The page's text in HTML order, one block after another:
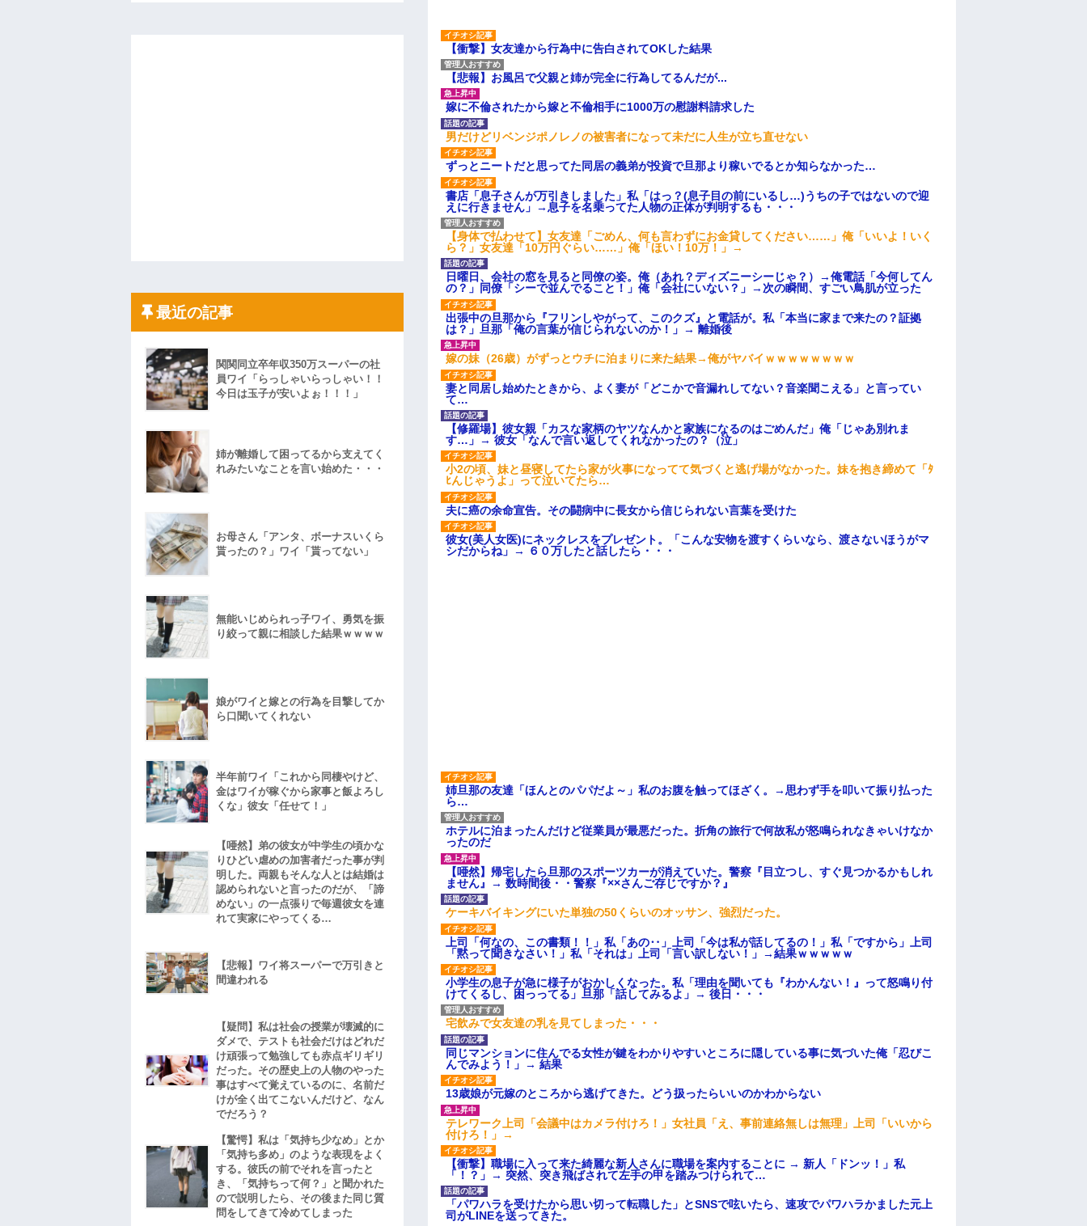
【衝撃】女友達から行為中に告白されてOKした結果
【悲報】お風呂で父親と姉が完全に行為してるんだが...
嫁に不倫されたから嫁と不倫相手に1000万の慰謝料請求した
男だけどリベンジポノレノの被害者になって未だに人生が立ち直せない
ずっとニートだと思ってた同居の義弟が投資で旦那より稼いでるとか知らなかった…
書店「息子さんが万引きしました」私「はっ？(息子目の前にいるし…)うちの子ではないので迎
えに行きません」→息子を名乗ってた人物の正体が判明するも・・・
【身体で払わせて】女友達「ごめん、何も言わずにお金貸してください……」俺「いいよ！いく
ら？」女友達「10万円ぐらい……」俺「ほい！10万！」→
日曜日、会社の窓を見ると同僚の姿。俺（あれ？ディズニーシーじゃ？）→俺電話「今何してん
の？」同僚「シーで並んでること！」俺「会社にいない？」→次の瞬間、すごい鳥肌が立った
出張中の旦那から『フリンしやがって、このクズ』と電話が。私「本当に家まで来たの？証拠
は？」旦那「俺の言葉が信じられないのか！」→ 離婚後
嫁の妹（26歳）がずっとウチに泊まりに来た結果→俺がヤバイｗｗｗｗｗｗｗｗ
妻と同居し始めたときから、よく妻が「どこかで音漏れしてない？音楽聞こえる」と言ってい
て…
【修羅場】彼女親「カスな家柄のヤツなんかと家族になるのはごめんだ」俺「じゃあ別れま
す…」→ 彼女「なんで言い返してくれなかったの？（泣」
小2の頃、妹と昼寝してたら家が火事になってて気づくと逃げ場がなかった。妹を抱き締めて「ﾀ
ﾋんじゃうよ」って泣いてたら…
夫に癌の余命宣告。その闘病中に長女から信じられない言葉を受けた
彼女(美人女医)にネックレスをプレゼント。「こんな安物を渡すくらいなら、渡さないほうがマ
シだからね」→ ６０万したと話したら・・・
姉旦那の友達「ほんとのパパだよ～」私のお腹を触ってほざく。→思わず手を叩いて振り払った
ら…
ホテルに泊まったんだけど従業員が最悪だった。折角の旅行で何故私が怒鳴られなきゃいけなか
ったのだ
【唖然】帰宅したら旦那のスポーツカーが消えていた。警察『目立つし、すぐ見つかるかもしれ
ません』→ 数時間後・・警察『××さんご存じですか？』
ケーキバイキングにいた単独の50くらいのオッサン、強烈だった。
上司「何なの、この書類！！」私「あの‥」上司「今は私が話してるの！」私「ですから」上司
「黙って聞きなさい！」私「それは」上司「言い訳しない！」→結果ｗｗｗｗｗ
小学生の息子が急に様子がおかしくなった。私「理由を聞いても『わかんない！』って怒鳴り付
けてくるし、困っってる」旦那「話してみるよ」→ 後日・・・
宅飲みで女友達の乳を見てしまった・・・
同じマンションに住んでる女性が鍵をわかりやすいところに隠している事に気づいた俺「忍びこ
んでみよう！」→ 結果
13歳娘が元嫁のところから逃げてきた。どう扱ったらいいのかわからない
テレワーク上司「会議中はカメラ付けろ！」女社員「え、事前連絡無しは無理」上司「いいから
付けろ！」→
【衝撃】職場に入って来た綺麗な新人さんに職場を案内することに → 新人「ドンッ！」私
「！？」→ 突然、突き飛ばされて左手の甲を踏みつけられて…
「パワハラを受けたから思い切って転職した」とSNSで呟いたら、速攻でパワハラかました元上
司がLINEを送ってきた。
最近の記事
関関同立卒年収350万スーパーの社
員ワイ「らっしゃいらっしゃい！！
今日は玉子が安いよぉ！！！」
姉が離婚して困ってるから支えてく
れみたいなことを言い始めた・・・
お母さん「アンタ、ボーナスいくら
貰ったの？」ワイ「貰ってない」
無能いじめられっ子ワイ、勇気を振
り絞って親に相談した結果ｗｗｗｗ
娘がワイと嫁との行為を目撃してか
ら口聞いてくれない
半年前ワイ「これから同棲やけど、
金はワイが稼ぐから家事と飯よろし
くな」彼女「任せて！」
【唖然】弟の彼女が中学生の頃かな
りひどい虐めの加害者だった事が判
明した。両親もそんな人とは結婚は
認められないと言ったのだが、「諦
めない」の一点張りで毎週彼女を連
れて実家にやってくる…
【悲報】ワイ将スーパーで万引きと
間違われる
【疑問】私は社会の授業が壊滅的に
ダメで、テストも社会だけはどれだ
け頑張って勉強しても赤点ギリギリ
だった。その歴史上の人物のやった
事はすべて覚えているのに、名前だ
けが全く出てこないんだけど、なん
でだろう？
【驚愕】私は「気持ち少なめ」とか
「気持ち多め」のような表現をよく
する。彼氏の前でそれを言ったと
き、「気持ちって何？」と聞かれた
ので説明したら、その後また同じ質
問をしてきて冷めてしまった